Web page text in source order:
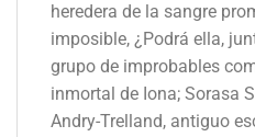
heredera de la sangre
imposible, ¿Podrá ella,
grupo de improbables
inmortal de Iona; Sorasa
Andry-Trelland, antiguo